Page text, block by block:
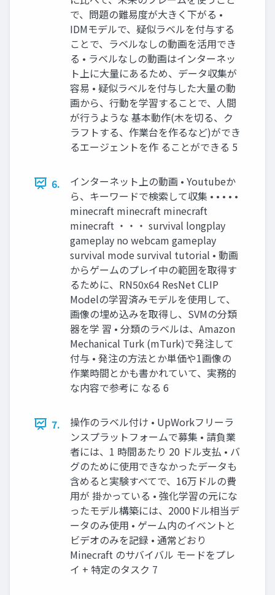
で、問題の難易度が大きく下がる •
IDMモデルで、疑似ラベルを付与する
ことで、ラベルなしの動画を活用でき
る • ラベルなしの動画はインターネッ
ト上に大量にあるため、データ収集が
容易 • 疑似ラベルを付与した大量の動
画から、行動を学習することで、人間
が行うような 基本動作(木を切る、ク
ラフトする、作業台を作るなど)ができ
るエージェントを作 ることができる 5
6.
インターネット上の動画 • Youtubeか
ら、キーワードで検索して収集 • • • • •
minecraft minecraft minecraft
minecraft ・・・ survival longplay
gameplay no webcam gameplay
survival mode survival tutorial • 動画
からゲームのプレイ中の範囲を取得す
るために、RN50x64 ResNet CLIP
Modelの学習済みモデルを使用して、
画像の埋め込みを取得し、SVMの分類
器を学 習 • 分類のラベルは、Amazon
Mechanical Turk (mTurk)で発注して
付与 • 発注の方法とか単価や1画像の
作業時間とかも書かれていて、実務的
な内容で参考に なる 6
7.
操作のラベル付け • UpWorkフリーラ
ンスプラットフォームで募集 • 請負業
者には、1 時間あたり 20 ドル支払 • バ
グのために使用できなかったデータも
含めると実験すべてで、16万ドルの費
用が 掛かっている • 強化学習の元にな
ったモデル構築には、2000ドル相当デ
ータのみ使用 • ゲーム内のイベントと
ビデオのみを記録 • 通常どおり
Minecraft のサバイバル モードをプレ
イ + 特定のタスク 7